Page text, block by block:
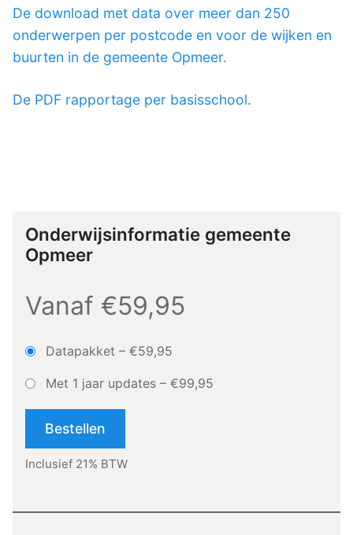
De download met data over meer dan 250
onderwerpen per postcode en voor de wijken en
buurten in de gemeente Opmeer.
De PDF rapportage per basisschool.
Onderwijsinformatie gemeente
Opmeer
Vanaf €59,95
Datapakket – €59,95
Met 1 jaar updates – €99,95
Bestellen
Inclusief 21% BTW